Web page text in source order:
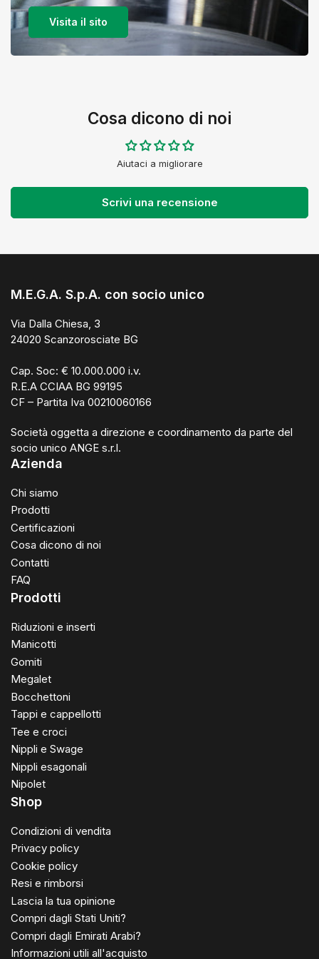
Visita il sito
Cosa dicono di noi
Aiutaci a migliorare
Scrivi una recensione
M.E.G.A. S.p.A. con socio unico
Via Dalla Chiesa, 3
24020 Scanzorosciate BG
Cap. Soc: € 10.000.000 i.v.
R.E.A CCIAA BG 99195
CF – Partita Iva 00210060166
Società oggetta a direzione e coordinamento da parte del
socio unico ANGE s.r.l.
Azienda
Chi siamo
Prodotti
Certificazioni
Cosa dicono di noi
Contatti
FAQ
Prodotti
Riduzioni e inserti
Manicotti
Gomiti
Megalet
Bocchettoni
Tappi e cappellotti
Tee e croci
Nippli e Swage
Nippli esagonali
Nipolet
Shop
Condizioni di vendita
Privacy policy
Cookie policy
Resi e rimborsi
Lascia la tua opinione
Compri dagli Stati Uniti?
Compri dagli Emirati Arabi?
Informazioni utili all'acquisto